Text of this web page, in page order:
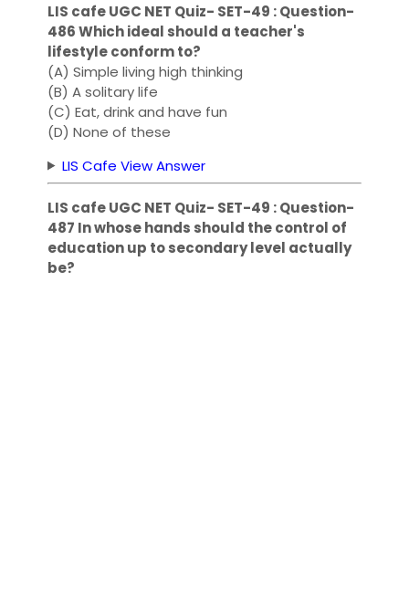
LIS cafe UGC NET Quiz- SET-49 : Question-
486 Which ideal should a teacher's
lifestyle conform to?
(A) Simple living high thinking
(B) A solitary life
(C) Eat, drink and have fun
(D) None of these
LIS Cafe View Answer
LIS cafe UGC NET Quiz- SET-49 : Question-
487 In whose hands should the control of
education up to secondary level actually
be?